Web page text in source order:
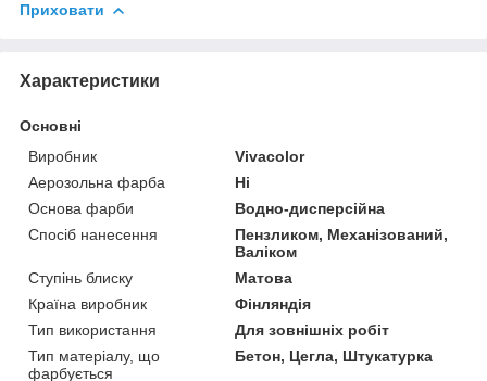
Приховати
Характеристики
Основні
Виробник
Vivacolor
Аерозольна фарба
Ні
Основа фарби
Водно-дисперсійна
Спосіб нанесення
Пензликом, Механізований,
Валіком
Ступінь блиску
Матова
Країна виробник
Фінляндія
Тип використання
Для зовнішніх робіт
Тип матеріалу, що
фарбується
Бетон, Цегла, Штукатурка